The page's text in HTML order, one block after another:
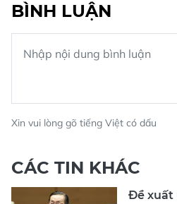
BÌNH LUẬN
Xin vui lòng gõ tiếng Việt có dấu
CÁC TIN KHÁC
Đề xuất